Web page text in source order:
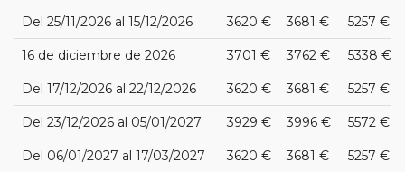
Del 25/11/2026 al 15/12/2026 3620 € 3681 € 5257 €
16 de diciembre de 2026 3701 € 3762 € 5338 €
Del 17/12/2026 al 22/12/2026 3620 € 3681 € 5257 €
Del 23/12/2026 al 05/01/2027 3929 € 3996 € 5572 €
Del 06/01/2027 al 17/03/2027 3620 € 3681 € 5257 €